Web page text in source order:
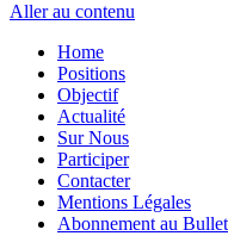
Aller au contenu
Home
Positions
Objectif
Actualité
Sur Nous
Participer
Contacter
Mentions Légales
Abonnement au